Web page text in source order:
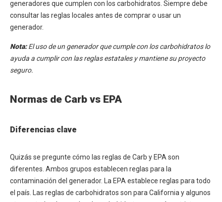
generadores que cumplen con los carbohidratos. Siempre debe
consultar las reglas locales antes de comprar o usar un
generador.
Nota:El uso de un generador que cumple con los carbohidratos lo
ayuda a cumplir con las reglas estatales y mantiene su proyecto
seguro.
Normas de Carb vs EPA
Diferencias clave
Quizás se pregunte cómo las reglas de Carb y EPA son
diferentes. Ambos grupos establecen reglas para la
contaminación del generador. La EPA establece reglas para todo
el país. Las reglas de carbohidratos son para California y algunos